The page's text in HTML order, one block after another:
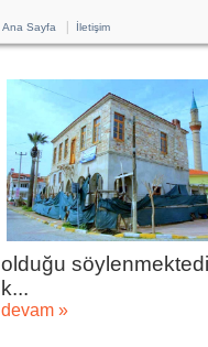
Ana Sayfa| İletişim
olduğu
k...
devam »